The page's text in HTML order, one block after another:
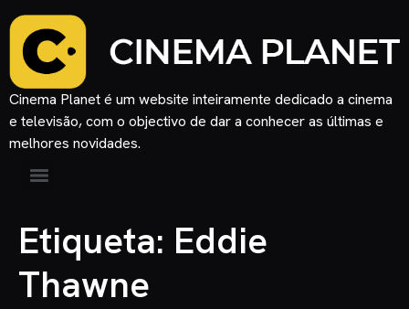
Cinema Planet é um website inteiramente dedicado a cinema
e televisão, com o objectivo de dar a conhecer as últimas e
melhores novidades.
Etiqueta: Eddie
Thawne